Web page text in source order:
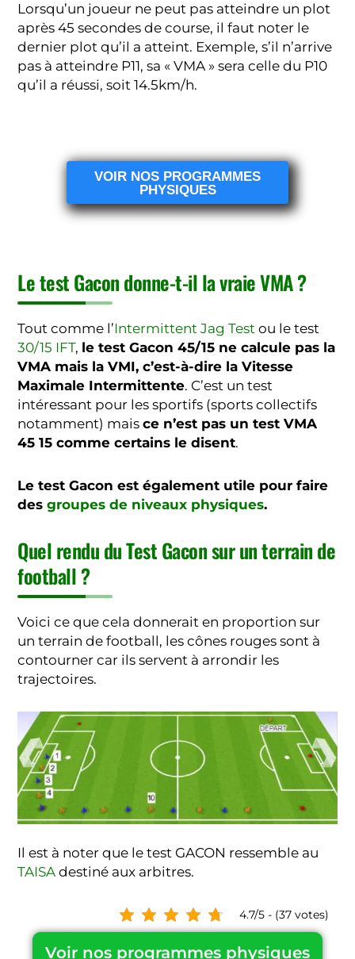
Lorsqu’un joueur ne peut pas atteindre un plot
après 45 secondes de course, il faut noter le
dernier plot qu’il a atteint. Exemple, s’il n’arrive
pas à atteindre P11, sa « VMA » sera celle du P10
qu’il a réussi, soit 14.5km/h.
VOIR NOS PROGRAMMES
PHYSIQUES
Le test Gacon donne-t-il la vraie VMA ?
Tout comme l’Intermittent Jag Test ou le test
30/15 IFT, le test Gacon 45/15 ne calcule pas la
VMA mais la VMI, c’est-à-dire la Vitesse
Maximale Intermittente. C’est un test
intéressant pour les sportifs (sports collectifs
notamment) maisce n’est pas un test VMA
45 15 comme certains le disent.
Le test Gacon est également utile pour faire
desgroupes de niveaux physiques.
Quel rendu du Test Gacon sur un terrain de
football ?
Voici ce que cela donnerait en proportion sur
un terrain de football, les cônes rouges sont à
contourner car ils servent à arrondir les
trajectoires.
Il est à noter que le test GACON ressemble au
TAISA destiné aux arbitres.
4.7/5 - (37 votes)
Voir nos programmes physiques